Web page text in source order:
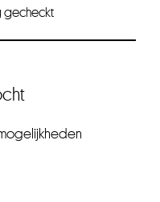
gecheckt